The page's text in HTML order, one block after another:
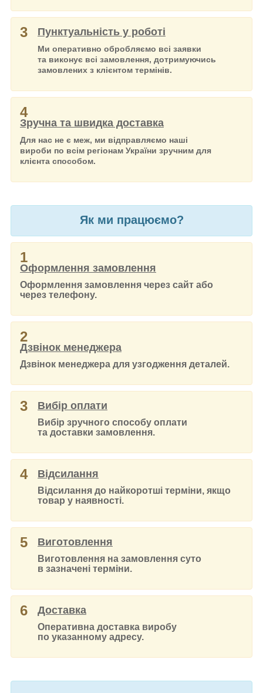
3 Пунктуальність у роботі
Ми оперативно обробляємо всі заявки
та виконує всі замовлення, дотримуючись
замовлених з клієнтом термінів.
4
Зручна та швидка доставка
Для нас не є меж, ми відправляємо наші
вироби по всім регіонам України зручним для
клієнта способом.
Як ми працюємо?
1
Оформлення замовлення
Оформлення замовлення через сайт або
через телефону.
2
Дзвінок менеджера
Дзвінок менеджера для узгодження деталей.
3 Вибір оплати
Вибір зручного способу оплати
та доставки замовлення.
4 Відсилання
Відсилання до найкоротші терміни, якщо
товар у наявності.
5 Виготовлення
Виготовлення на замовлення суто
в зазначені терміни.
6 Доставка
Оперативна доставка виробу
по указанному адресу.